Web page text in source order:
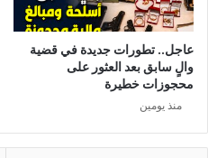
عاجل.. تطورات جديدة في قضية
والٍ سابق بعد العثور على
محجوزات خطيرة
منذ يومين